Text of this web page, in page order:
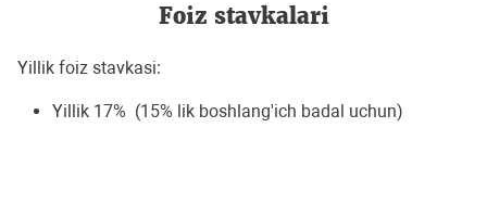
Foiz stavkalari
Yillik foiz stavkasi:
Yillik 17% (15% lik boshlang'ich badal uchun)